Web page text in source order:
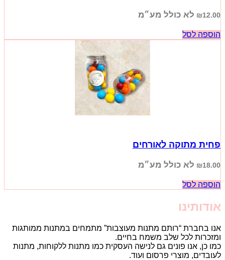
₪12.00 לא כולל מע״מ
הוספה לסל
פחית מתוקה לאורחים
₪18.00 לא כולל מע״מ
הוספה לסל
אודותינו
אנו בחברת “רותם מתנות מעוצבות” מתמחים במתנות ממותגות
ומזכרות לכל שלב משמח בחיים.
כמו כן, אנו פונים גם לנישה העסקית כמו מתנות ללקוחות, מתנות
לעובדים, מוצרי פרסום ועוד.